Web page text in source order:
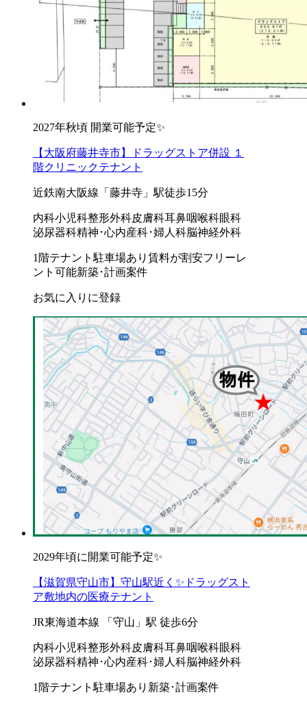
2027年秋頃 開業可能予定✨
【大阪府藤井寺市】ドラッグストア併設 １
階クリニックテナント
近鉄南大阪線「藤井寺」駅徒歩15分
内科小児科整形外科皮膚科耳鼻咽喉科眼科
泌尿器科精神･心内産科･婦人科脳神経外科
1階テナント 駐車場あり 賃料が割安フリーレ
ント可能新築･計画案件
お気に入りに登録
2029年頃に開業可能予定✨
【滋賀県守山市】守山駅近く✨ドラッグスト
ア敷地内の医療テナント
JR東海道本線 「守山」駅 徒歩6分
内科小児科整形外科皮膚科耳鼻咽喉科眼科
泌尿器科精神･心内産科･婦人科脳神経外科
1階テナント 駐車場あり 新築･計画案件